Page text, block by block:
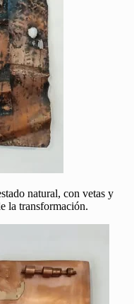
natural, con vetas y
la transformación.